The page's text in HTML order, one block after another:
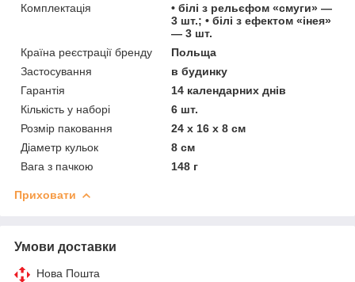
Комплектація
• білі з рельєфом «смуги» —
3 шт.; • білі з ефектом «інея»
— 3 шт.
Країна реєстрації бренду
Польща
Застосування
в будинку
Гарантія
14 календарних днів
Кількість у наборі
6 шт.
Розмір паковання
24 х 16 х 8 см
Діаметр кульок
8 см
Вага з пачкою
148 г
Приховати
Умови доставки
Нова Пошта